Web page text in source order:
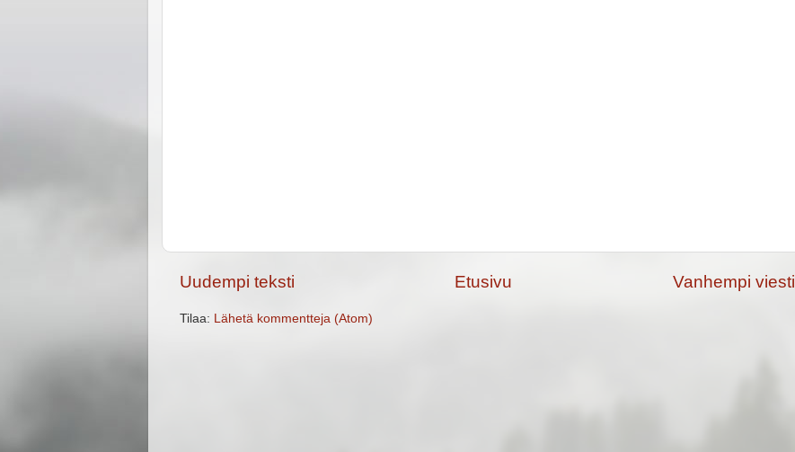
Uudempi teksti Vanhempi viesti
Etusivu
Tilaa: Lähetä kommentteja (Atom)